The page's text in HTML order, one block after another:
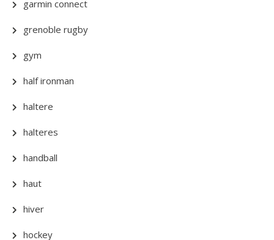
garmin connect
grenoble rugby
gym
half ironman
haltere
halteres
handball
haut
hiver
hockey